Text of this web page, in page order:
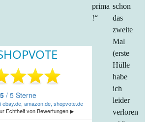
prima
!“
schon
das
zweite
Mal
(erste
Hülle
habe
ich
leider
verloren